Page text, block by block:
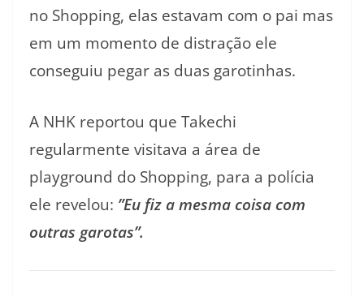
no Shopping, elas estavam com o pai mas
em um momento de distração ele
conseguiu pegar as duas garotinhas.
A NHK reportou que Takechi
regularmente visitava a área de
playground do Shopping, para a polícia
ele revelou: ”Eu fiz a mesma coisa com
outras garotas”.